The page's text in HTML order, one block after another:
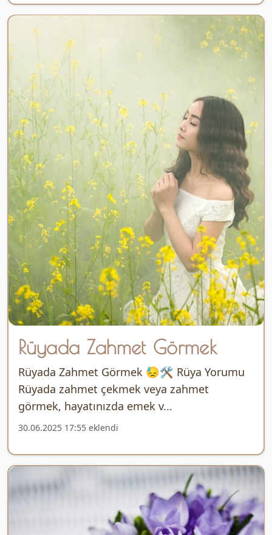
Rüyada Zahmet Görmek
Rüyada Zahmet Görmek 😓🛠️ Rüya Yorumu
Rüyada zahmet çekmek veya zahmet
görmek, hayatınızda emek v...
30.06.2025 17:55 eklendi